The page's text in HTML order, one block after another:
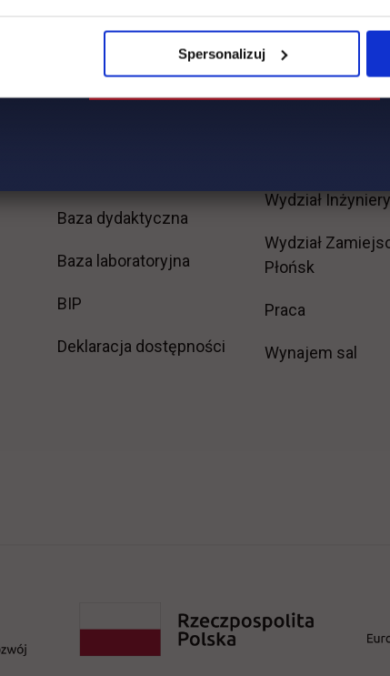
Spersonalizuj
Baza dydaktyczna
Baza laboratoryjna
BIP link otwiera się w nowej karcie
Deklaracja dostępności
Wydział
Wydział
Płońsk
Pracalink otwiera
Wynajem sal